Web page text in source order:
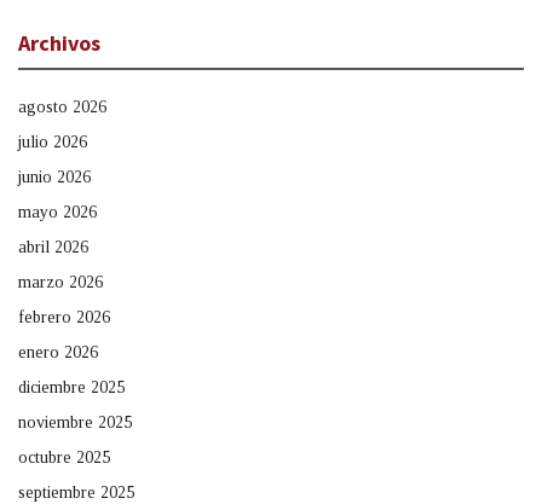
Archivos
agosto 2026
julio 2026
junio 2026
mayo 2026
abril 2026
marzo 2026
febrero 2026
enero 2026
diciembre 2025
noviembre 2025
octubre 2025
septiembre 2025